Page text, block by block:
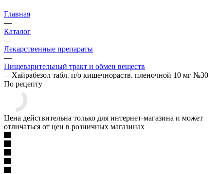
Главная
—
Каталог
—
Лекарственные препараты
—
Пищеварительный тракт и обмен веществ
—Хайрабезол табл. п/о кишечнораств. пленочной 10 мг №30
По рецепту
Цена действительна только для интернет-магазина и может
отличаться от цен в розничных магазинах